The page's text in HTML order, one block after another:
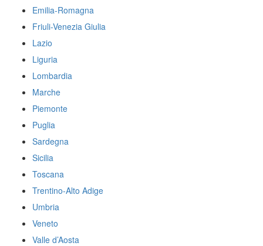
Emilia-Romagna
Friuli-Venezia Giulia
Lazio
Liguria
Lombardia
Marche
Piemonte
Puglia
Sardegna
Sicilia
Toscana
Trentino-Alto Adige
Umbria
Veneto
Valle d’Aosta